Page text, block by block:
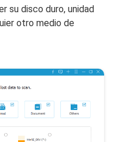
su disco duro, unidad
otro medio de